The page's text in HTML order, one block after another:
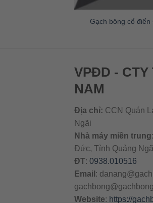
Gạch bông cổ điển
VPĐD - CTY
NAM
Địa chỉ: CCN Quán
Ngãi
Nhà máy miền trung:
Đức, Tỉnh Quảng
ĐT: 0938.010516
Email :
Website: https://